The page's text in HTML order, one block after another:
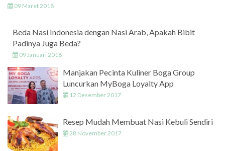
09 Maret 2018
Beda Nasi Indonesia dengan Nasi Arab, Apakah Bibit
Padinya Juga Beda?
09 Januari 2018
Manjakan Pecinta Kuliner Boga Group
Luncurkan MyBoga Loyalty App
12 Desember 2017
Resep Mudah Membuat Nasi Kebuli Sendiri
28 November 2017